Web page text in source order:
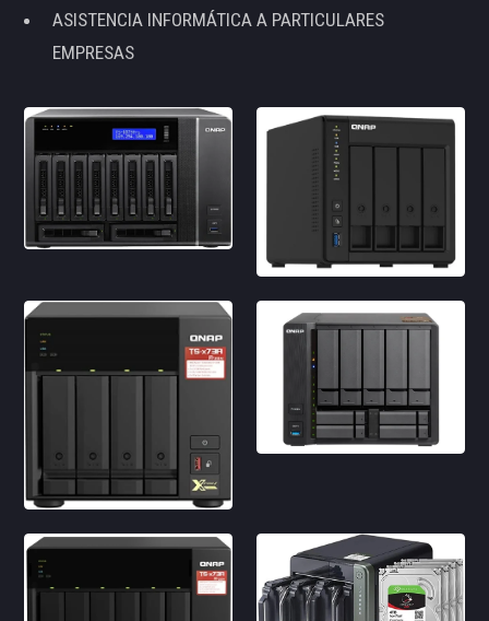
ASISTENCIA INFORMÁTICA A PARTICULARES
EMPRESAS